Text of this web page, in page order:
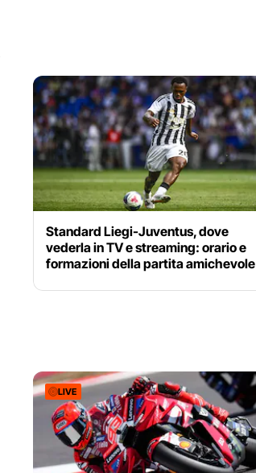
Standard Liegi-Juventus, dove
vederla in TV e streaming: orario e
formazioni della partita amichevole
LIVE